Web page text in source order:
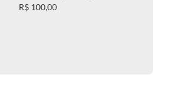
R$ 100,00